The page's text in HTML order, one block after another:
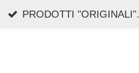
PRODOTTI "ORIGINALI".